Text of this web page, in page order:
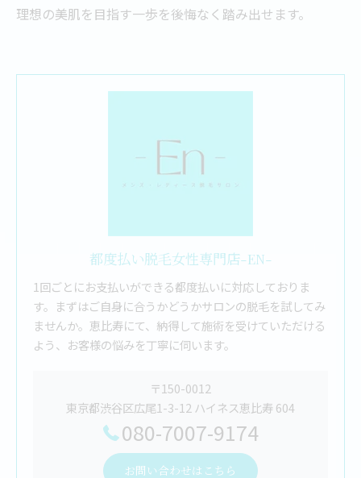
理想の美肌を目指す一歩を後悔なく踏み出せます。
都度払い脱毛女性専門店-EN-
1回ごとにお支払いができる都度払いに対応しておりま
す。まずはご自身に合うかどうかサロンの脱毛を試してみ
ませんか。恵比寿にて、納得して施術を受けていただける
よう、お客様の悩みを丁寧に伺います。
〒150-0012
東京都渋谷区広尾1-3-12 ハイネス恵比寿 604
080-7007-9174
お問い合わせはこちら